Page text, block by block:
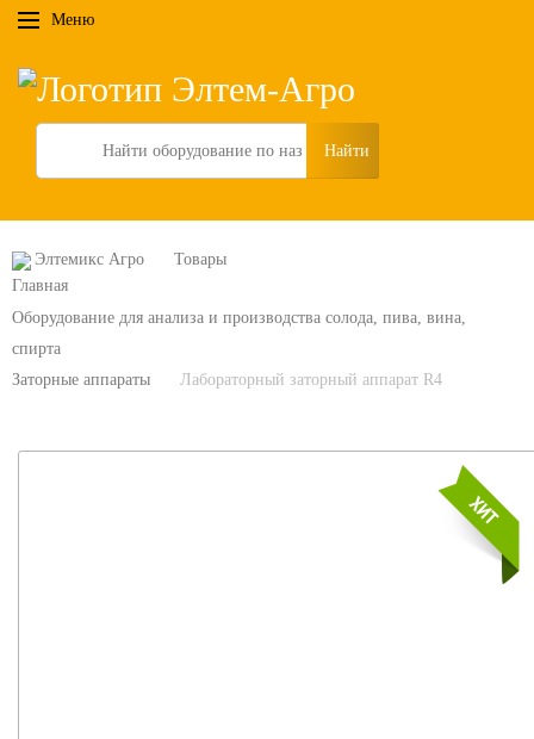
Меню
Search
Элтемикс Агро Товары
Оборудование для анализа и производства солода, пива, вина,
спирта
Заторные аппараты
Лабораторный заторный аппарат R4